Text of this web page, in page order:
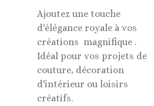
Ajoutez une touche
d'élégance royale à vos
créations magnifique .
Idéal pour vos projets de
couture, décoration
d'intérieur ou loisirs
créatifs.